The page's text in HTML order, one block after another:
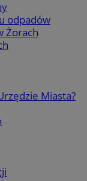
odpadów
Żorach
Miasta?